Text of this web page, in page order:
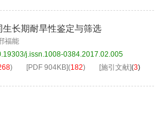
长期耐旱性鉴定与筛选
福能
j.issn.1008-0384.2017.02.005
) [PDF 904KB](182) [施引文献](3)